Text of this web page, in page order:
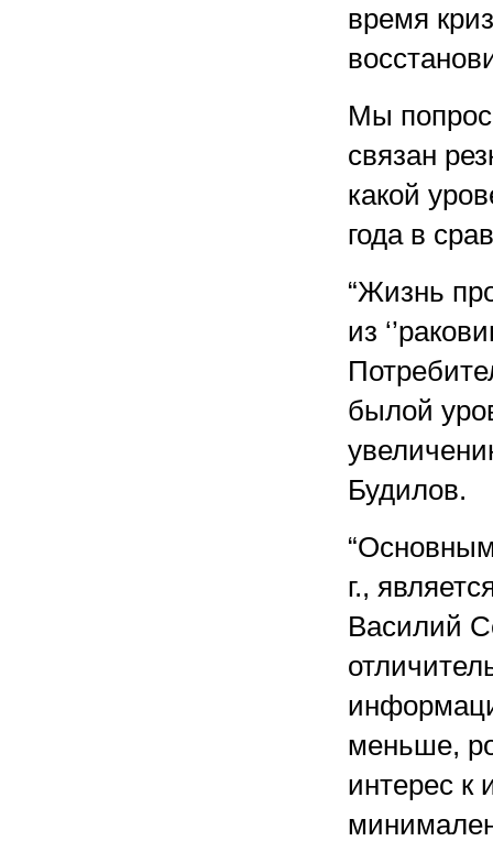
время
Мы
связан
какой
года в
“Жизнь
из
былой
Будилов.
г.,
Василий
меньше,
интерес